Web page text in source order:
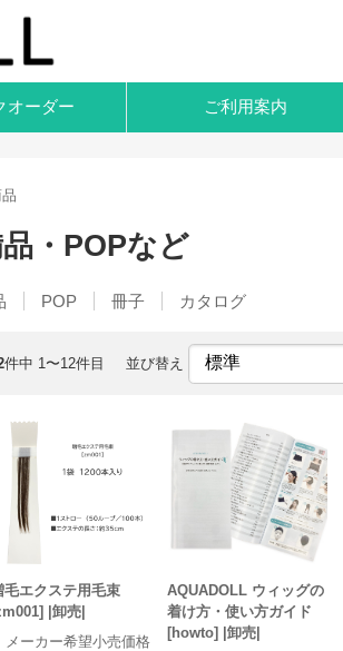
オーダー ご利用案内
・POPなど
POP 冊子 カタログ
件中 1〜12件目 並び替え
毛エクステ用毛束
|卸売|
メーカー希望小売価格
AQUADOLL ウィッグの
着け方・使い方ガイド
[howto] |卸売|